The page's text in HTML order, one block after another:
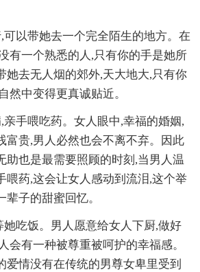
可以带她去一个完全陌生的地方。在
有一个熟悉的人,只有你的手是她所
她去无人烟的郊外,天大地大,只有你
然中变得更真诚贴近。
亲手喂吃药。女人眼中,幸福的婚姻,
富贵,男人必然也会不离不弃。因此
助也是最需要照顾的时刻,当男人温
喂药,这会让女人感动到流泪,这个举
子的甜蜜回忆。
她吃饭。男人愿意给女人下厨,做好
会有一种被尊重被呵护的幸福感。
爱情没有在传统的男尊女卑里受到